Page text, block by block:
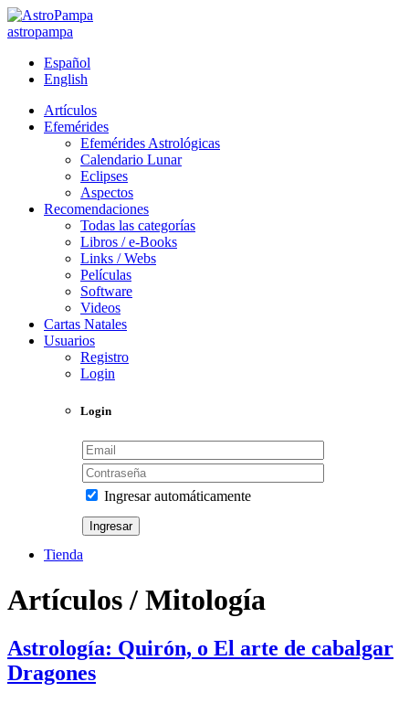
astropampa
Español
English
Artículos
Efemérides
Efemérides Astrológicas
Calendario Lunar
Eclipses
Aspectos
Recomendaciones
Todas las categorías
Libros / e-Books
Links / Webs
Películas
Software
Videos
Cartas Natales
Usuarios
Registro
Login
Login
Ingresar automáticamente
Tienda
Artículos / Mitología
Astrología: Quirón, o El arte de cabalgar
Dragones